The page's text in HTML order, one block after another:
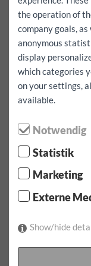
150 km
Intera
sì
Voglio anche
noleggio:
Assicurazione
noleggio:
prezzo del
106.60 EUR
Ulteriori
tra cui la vignetta
the operation of
company goals,
anonymous
display
which categories
on your settings,
available.
Notwendig
Statistik
Marketing
Externe
Show/hide